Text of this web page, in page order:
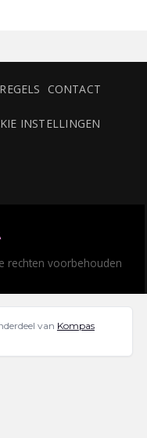
CONTACT
INSTELLINGEN
rechten voorbehouden
van Kompas